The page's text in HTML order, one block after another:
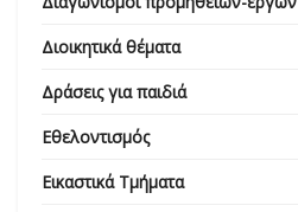
Διοικητικά θέματα
Δράσεις για παιδιά
Εθελοντισμός
Εικαστικά Τμήματα